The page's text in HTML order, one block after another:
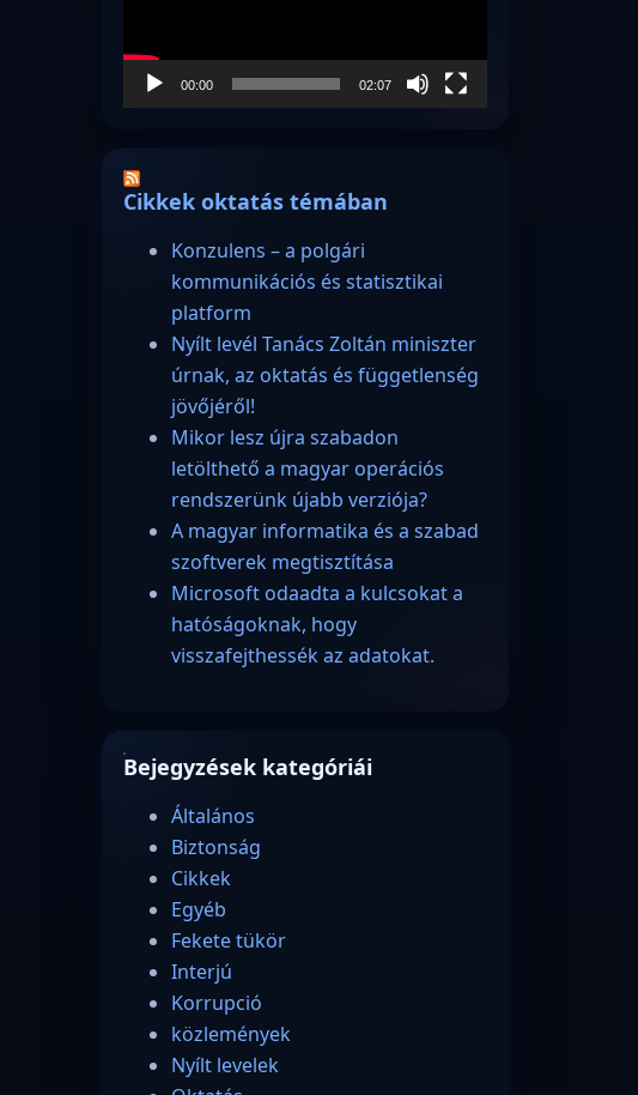
00:00 02:07
Cikkek oktatás témában
Konzulens – a polgári
kommunikációs és statisztikai
platform
Nyílt levél Tanács Zoltán miniszter
úrnak, az oktatás és függetlenség
jövőjéről!
Mikor lesz újra szabadon
letölthető a magyar operációs
rendszerünk újabb verziója?
A magyar informatika és a szabad
szoftverek megtisztítása
Microsoft odaadta a kulcsokat a
hatóságoknak, hogy
visszafejthessék az adatokat.
Bejegyzések kategóriái
Általános
Biztonság
Cikkek
Egyéb
Fekete tükör
Interjú
Korrupció
közlemények
Nyílt levelek